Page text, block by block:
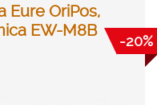
Eure OriPos,
EW-M8B
-20%